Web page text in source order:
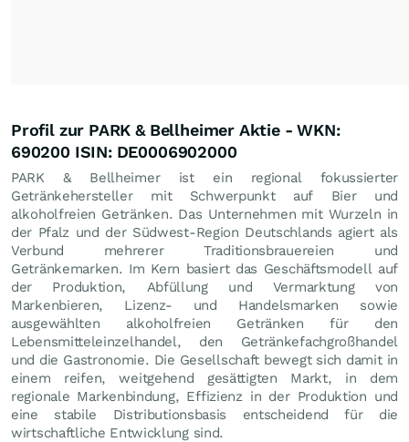
Profil zur PARK & Bellheimer Aktie - WKN:
690200 ISIN: DE0006902000
PARK & Bellheimer ist ein regional fokussierter
Getränkehersteller mit Schwerpunkt auf Bier und
alkoholfreien Getränken. Das Unternehmen mit Wurzeln in
der Pfalz und der Südwest-Region Deutschlands agiert als
Verbund mehrerer Traditionsbrauereien und
Getränkemarken. Im Kern basiert das Geschäftsmodell auf
der Produktion, Abfüllung und Vermarktung von
Markenbieren, Lizenz- und Handelsmarken sowie
ausgewählten alkoholfreien Getränken für den
Lebensmitteleinzelhandel, den Getränkefachgroßhandel
und die Gastronomie. Die Gesellschaft bewegt sich damit in
einem reifen, weitgehend gesättigten Markt, in dem
regionale Markenbindung, Effizienz in der Produktion und
eine stabile Distributionsbasis entscheidend für die
wirtschaftliche Entwicklung sind.